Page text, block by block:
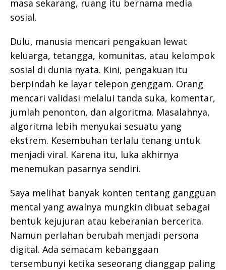
masa sekarang, ruang itu bernama media
sosial.
Dulu, manusia mencari pengakuan lewat
keluarga, tetangga, komunitas, atau kelompok
sosial di dunia nyata. Kini, pengakuan itu
berpindah ke layar telepon genggam. Orang
mencari validasi melalui tanda suka, komentar,
jumlah penonton, dan algoritma. Masalahnya,
algoritma lebih menyukai sesuatu yang
ekstrem. Kesembuhan terlalu tenang untuk
menjadi viral. Karena itu, luka akhirnya
menemukan pasarnya sendiri.
Saya melihat banyak konten tentang gangguan
mental yang awalnya mungkin dibuat sebagai
bentuk kejujuran atau keberanian bercerita.
Namun perlahan berubah menjadi persona
digital. Ada semacam kebanggaan
tersembunyi ketika seseorang dianggap paling